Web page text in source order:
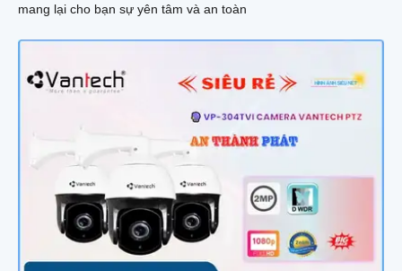
mang lại cho bạn sự yên tâm và an toàn